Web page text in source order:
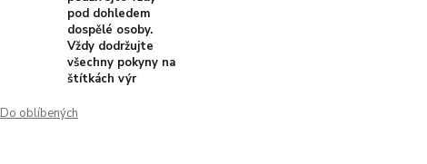
pod dohledem
dospělé osoby.
Vždy dodržujte
všechny pokyny na
štítkách výr
Do oblíbených